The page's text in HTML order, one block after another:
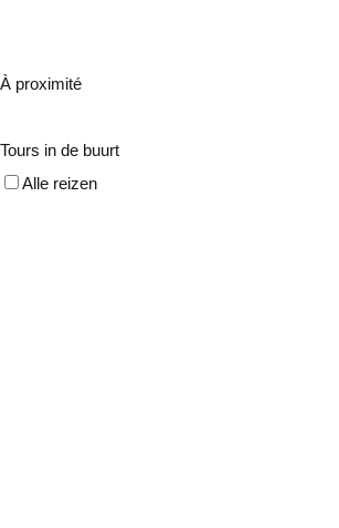
À proximité
Tours in de buurt
Alle reizen